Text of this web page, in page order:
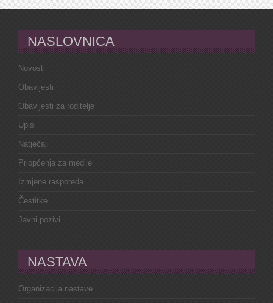
NASLOVNICA
Novosti
Obavijesti
Obavijesti za roditelje
Upisi
Natječaji
Priopćenja za medije
Izmjene rasporeda
Čestitke
Javni pozivi
NASTAVA
Organizacija nastave